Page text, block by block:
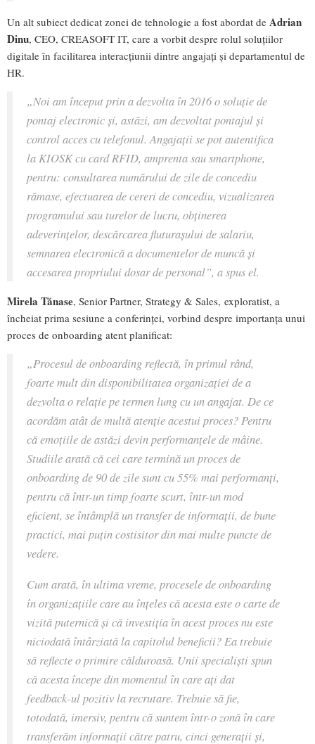
Un alt subiect dedicat zonei de tehnologie a fost abordat de Adrian
Dinu, CEO, CREASOFT IT, care a vorbit despre rolul soluțiilor
digitale în facilitarea interacțiunii dintre angajați și departamentul de
HR.
„Noi am început prin a dezvolta în 2016 o soluție de
pontaj electronic și, astăzi, am dezvoltat pontajul și
control acces cu telefonul. Angajații se pot autentifica
la KIOSK cu card RFID, amprenta sau smartphone,
pentru: consultarea numărului de zile de concediu
rămase, efectuarea de cereri de concediu, vizualizarea
programului sau turelor de lucru, obținerea
adeverințelor, descărcarea fluturașului de salariu,
semnarea electronică a documentelor de muncă și
accesarea propriului dosar de personal”, a spus el.
Mirela Tănase, Senior Partner, Strategy & Sales, exploratist, a
încheiat prima sesiune a conferinței, vorbind despre importanța unui
proces de onboarding atent planificat:
„Procesul de onboarding reflectă, în primul rând,
foarte mult din disponibilitatea organizației de a
dezvolta o relație pe termen lung cu un angajat. De ce
acordăm atât de multă atenție acestui proces? Pentru
că emoțiile de astăzi devin performanțele de mâine.
Studiile arată că cei care termină un proces de
onboarding de 90 de zile sunt cu 55% mai performanți,
pentru că într-un timp foarte scurt, într-un mod
eficient, se întâmplă un transfer de informații, de bune
practici, mai puțin costisitor din mai multe puncte de
vedere.
Cum arată, în ultima vreme, procesele de onboarding
în organizațiile care au înțeles că acesta este o carte de
vizită puternică și că investiția în acest proces nu este
niciodată întârziată la capitolul beneficii? Ea trebuie
să reflecte o primire călduroasă. Unii specialiști spun
că acesta începe din momentul în care ați dat
feedback-ul pozitiv la recrutare. Trebuie să fie,
totodată, imersiv, pentru că suntem într-o zonă în care
transferăm informații către patru, cinci generații și,